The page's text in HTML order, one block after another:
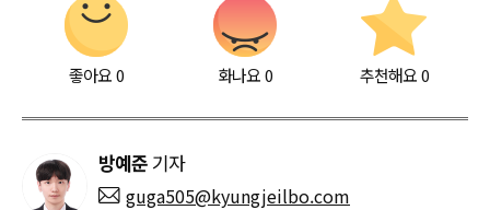
좋아요0 화나요0 추천해요 0
방예준 기자
guga505@kyungjeilbo.com